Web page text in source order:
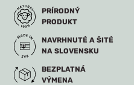
PRÍRODNÝ
PRODUKT
NAVRHNUTÉ A ŠITÉ
NA SLOVENSKU
BEZPLATNÁ
VÝMENA